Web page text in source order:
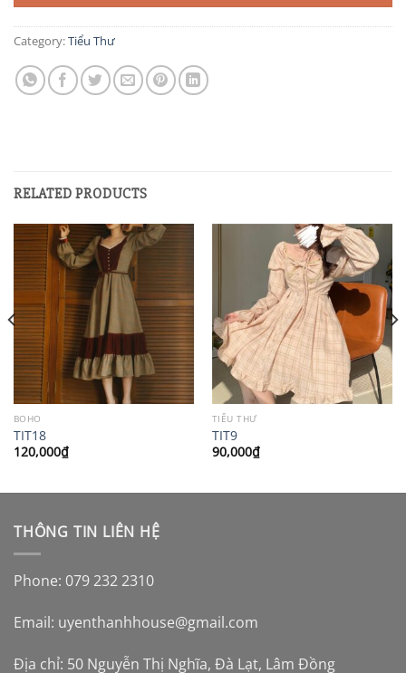
Category:Tiểu Thư
RELATED PRODUCTS
BOHO
TIT18
120,000₫
TIỂU THƯ
TIT9
90,000₫
THÔNG TIN LIÊN HỆ
Phone: 079 232 2310
Email: uyenthanhhouse@gmail.com
Địa chỉ: 50 Nguyễn Thị Nghĩa, Đà Lạt, Lâm Đồng